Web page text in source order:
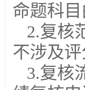
命题科
2.复核
不涉及评
3.复核